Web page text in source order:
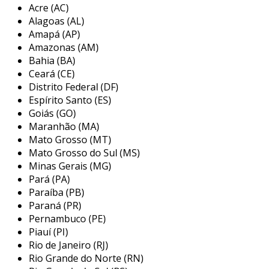
o transporte de alimentos preparados envolve
um conjunto de regras e práticas que visam
prevenir contaminações e garantir que os
produtos mantenham suas características
gustativas e nutricionais. a implementação de
medidas de segurança alimentar e o uso de
veículos adequados são fundamentais para o
sucesso dessa operação.
principais métodos de transporte de
alimentos preparados
existem diversas maneiras de realizar o
transporte de alimentos preparados, cada uma
adaptada a diferentes necessidades e
contextos. a escolha do método mais adequado
é crucial para assegurar que a qualidade dos
alimentos não seja comprometida. entre os
principais métodos, destacam-se:
Acre (AC)
Alagoas (AL)
Amapá (AP)
Amazonas (AM)
Bahia (BA)
Ceará (CE)
Distrito Federal (DF)
Espírito Santo (ES)
Goiás (GO)
Maranhão (MA)
Mato Grosso (MT)
Mato Grosso do Sul (MS)
Minas Gerais (MG)
Pará (PA)
Paraíba (PB)
Paraná (PR)
Pernambuco (PE)
Piauí (PI)
Rio de Janeiro (RJ)
Rio Grande do Norte (RN)